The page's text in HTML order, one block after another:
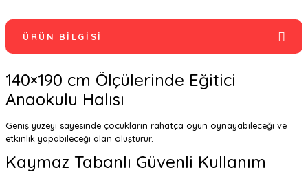
ÜRÜN BILGISI
140×190 cm Ölçülerinde Eğitici
Anaokulu Halısı
Geniş yüzeyi sayesinde çocukların rahatça oyun oynayabileceği ve
etkinlik yapabileceği alan oluşturur.
Kaymaz Tabanlı Güvenli Kullanım